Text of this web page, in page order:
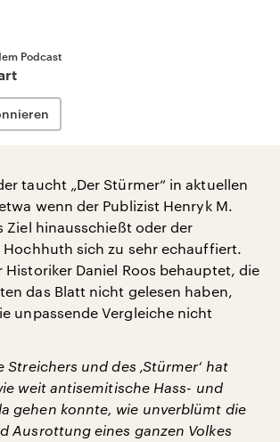
Podcast
taucht „Der Stürmer“ in aktuellen
wenn der Publizist Henryk M.
Ziel hinausschießt oder der
Hochhuth sich zu sehr echauffiert.
Historiker Daniel Roos behauptet, die
das Blatt nicht gelesen haben,
unpassende Vergleiche nicht
Streichers und des ‚Stürmer‘ hat
weit antisemitische Hass- und
gehen konnte, wie unverblümt die
Ausrottung eines ganzen Volkes